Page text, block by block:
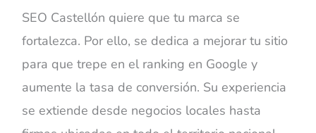
SEO Castellón quiere que tu marca se
fortalezca. Por ello, se dedica a mejorar tu sitio
para que trepe en el ranking en Google y
aumente la tasa de conversión. Su experiencia
se extiende desde negocios locales hasta